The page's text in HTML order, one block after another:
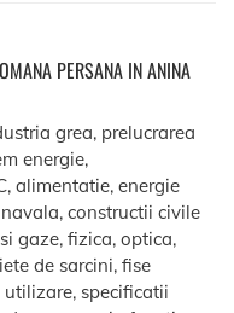
PERSANA IN ANINA
grea, prelucrarea
energie,
alimentatie, energie
constructii civile
gaze, fizica, optica,
de sarcini, fise
specificatii